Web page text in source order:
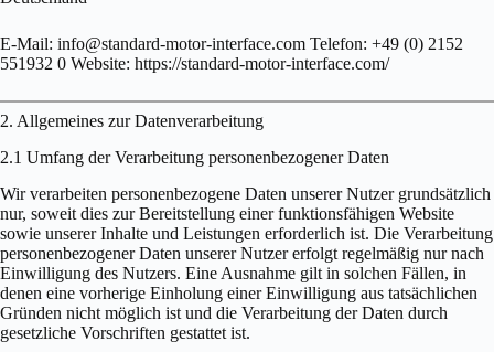
E-Mail: info@standard-motor-interface.com Telefon: +49 (0) 2152
551932 0 Website: https://standard-motor-interface.com/
2. Allgemeines zur Datenverarbeitung
2.1 Umfang der Verarbeitung personenbezogener Daten
Wir verarbeiten personenbezogene Daten unserer Nutzer grundsätzlich
nur, soweit dies zur Bereitstellung einer funktionsfähigen Website
sowie unserer Inhalte und Leistungen erforderlich ist. Die Verarbeitung
personenbezogener Daten unserer Nutzer erfolgt regelmäßig nur nach
Einwilligung des Nutzers. Eine Ausnahme gilt in solchen Fällen, in
denen eine vorherige Einholung einer Einwilligung aus tatsächlichen
Gründen nicht möglich ist und die Verarbeitung der Daten durch
gesetzliche Vorschriften gestattet ist.